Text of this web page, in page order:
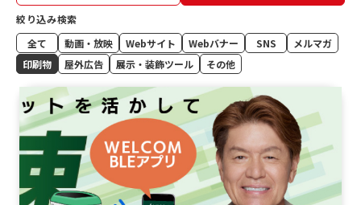
絞り込み検索
全て
動画・放映 Webサイト Webバナー SNS
メルマガ
印刷物
屋外広告 展示・装飾ツール その他